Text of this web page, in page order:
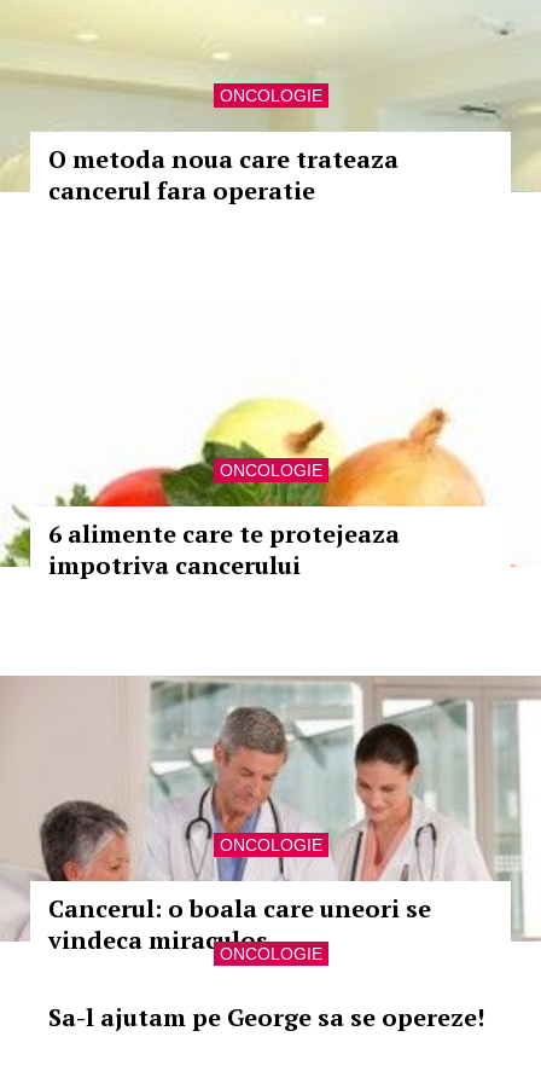
ONCOLOGIE
O metoda noua care trateaza
cancerul fara operatie
ONCOLOGIE
6 alimente care te protejeaza
impotriva cancerului
ONCOLOGIE
Cancerul: o boala care uneori se
vindeca miraculosONCOLOGIE
Sa-l ajutam pe George sa se opereze!